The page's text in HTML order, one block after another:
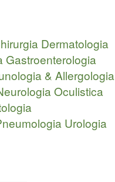
Dermatologia
Gastroenterologia
& Allergologia
Oculistica
Urologia